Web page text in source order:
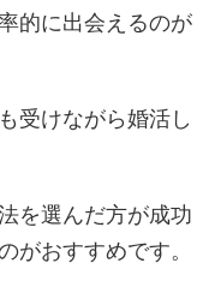
的に出会えるのが
受けながら婚活し
を選んだ方が成功
がおすすめです。